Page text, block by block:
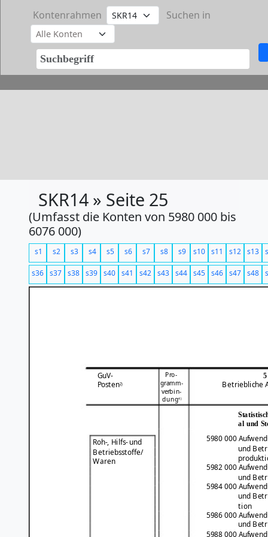
Kontenrahmen Suchen in
SKR14 » Seite 25
(Umfasst die Konten von 5980 000 bis
6076 000)
s1 s2 s3 s4 s5 s6 s7 s8 s9 s10 s11 s12 s13
s36 s37 s38 s39 s40 s41 s42 s43 s44 s45 s46 s47 s48
GuV- Pro- 5
gramm-
Posten2) Betriebliche
verbin-
dung4)
al und
5980 000
Roh-, Hilfs- und
und
Betriebsstoffe/
Waren
5982 000
und
5984 000
und
tion
5986 000
und
5988 000